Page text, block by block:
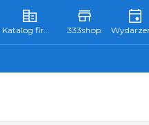
Katalog firm 333 333shop